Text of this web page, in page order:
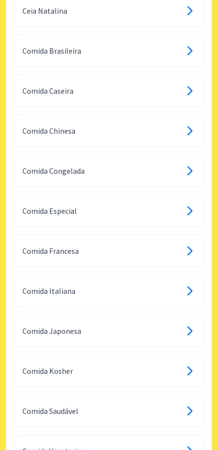
Ceia Natalina
Comida Brasileira
Comida Caseira
Comida Chinesa
Comida Congelada
Comida Especial
Comida Francesa
Comida Italiana
Comida Japonesa
Comida Kosher
Comida Saudável